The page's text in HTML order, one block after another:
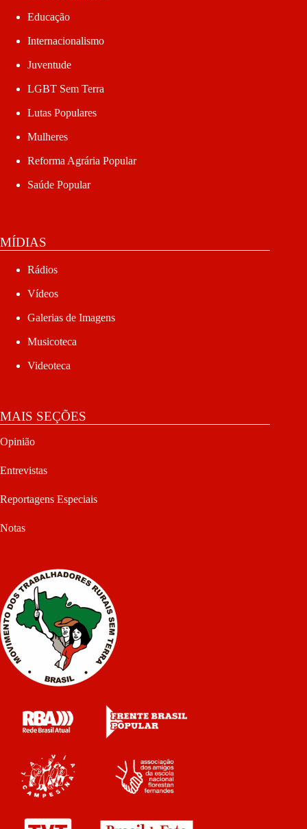
Educação
Internacionalismo
Juventude
LGBT Sem Terra
Lutas Populares
Mulheres
Reforma Agrária Popular
Saúde Popular
MÍDIAS
Rádios
Vídeos
Galerias de Imagens
Musicoteca
Videoteca
MAIS SEÇÕES
Opinião
Entrevistas
Reportagens Especiais
Notas